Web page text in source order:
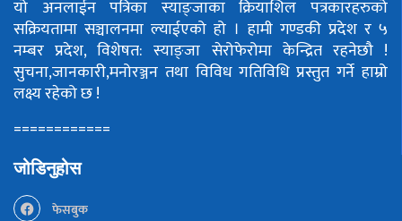
यो अनलाईन पत्रिका स्याङ्जाका क्रियाशिल पत्रकारहरुको
सक्रियतामा सञ्चालनमा ल्याईएको हो । हामी गण्डकी प्रदेश र ५
नम्बर प्रदेश, विशेषत: स्याङ्जा सेरोफेरोमा केन्द्रित रहनेछौ !
सुचना,जानकारी,मनोरञ्जन तथा विविध गतिविधि प्रस्तुत गर्ने हाम्रो
लक्ष्य रहेको छ !
============
जोडिनुहोस
फेसबुक